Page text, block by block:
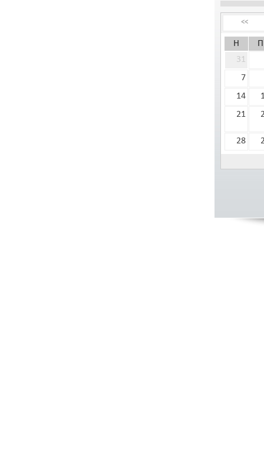
<<
Н
П
31
7
14
21
28